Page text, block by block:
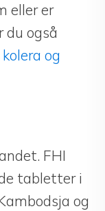
eller er
du også
kolera og
FHI
tabletter i
og